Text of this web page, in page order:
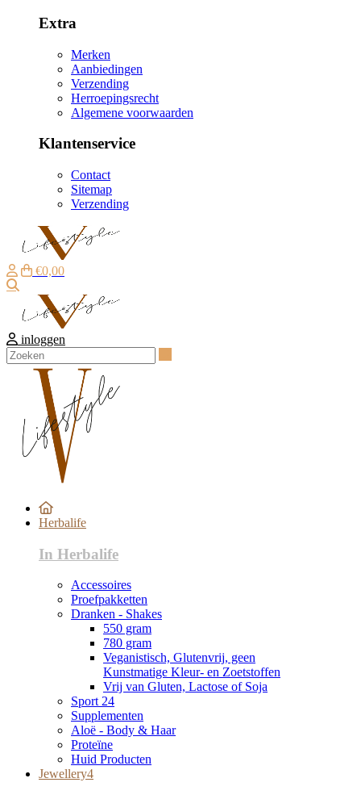
Extra
Merken
Aanbiedingen
Verzending
Herroepingsrecht
Algemene voorwaarden
Klantenservice
Contact
Sitemap
Verzending
€0,00
inloggen
Herbalife
In Herbalife
Accessoires
Proefpakketten
Dranken - Shakes
550 gram
780 gram
Veganistisch, Glutenvrij, geen
Kunstmatige Kleur- en Zoetstoffen
Vrij van Gluten, Lactose of Soja
Sport 24
Supplementen
Aloë - Body & Haar
Proteïne
Huid Producten
Jewellery4